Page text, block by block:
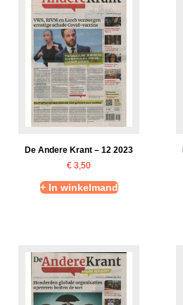
De Andere Krant – 12 2023
€ 3,50
+ In winkelmand